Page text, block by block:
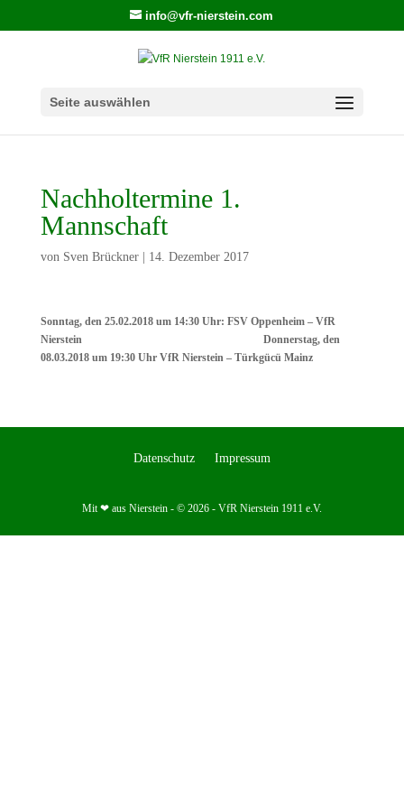
info@vfr-nierstein.com
Seite auswählen
Nachholtermine 1.
Mannschaft
von Sven Brückner| 14. Dezember 2017
Sonntag, den 25.02.2018 um 14:30 Uhr: FSV Oppenheim – VfR
Nierstein Donnerstag, den
08.03.2018 um 19:30 Uhr VfR Nierstein – Türkgücü Mainz
Datenschutz Impressum
Mit ❤ aus Nierstein - © 2026 - VfR Nierstein 1911 e.V.